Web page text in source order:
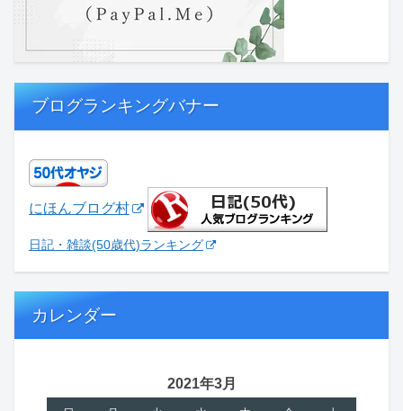
ブログランキングバナー
にほんブログ村
日記・雑談(50歳代)ランキング
カレンダー
2021年3月